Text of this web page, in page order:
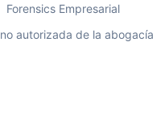
Forensics Empresarial
autorizada de la abogacía